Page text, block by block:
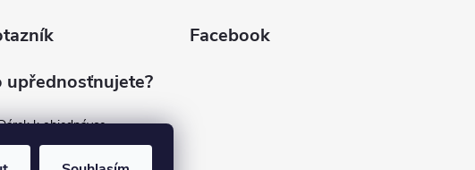
upřednosťnujete?
k objednávce
Facebook